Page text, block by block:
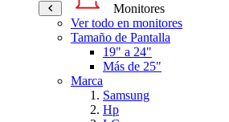
Monitores
Ver todo en monitores
Tamaño de Pantalla
19" a 24"
Más de 25"
Marca
Samsung
Hp